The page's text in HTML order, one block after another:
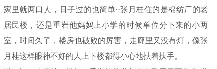
家里就两口人，日子过的也简单··张月桂住的是棉纺厂的老
居民楼，还是重岩他妈妈上小学的时候单位分下来的小两
室，时间久了，楼房也破败的厉害，走廊里又没有灯，像张
月桂这样眼神不好的人上下楼都得小心地扶着扶手。